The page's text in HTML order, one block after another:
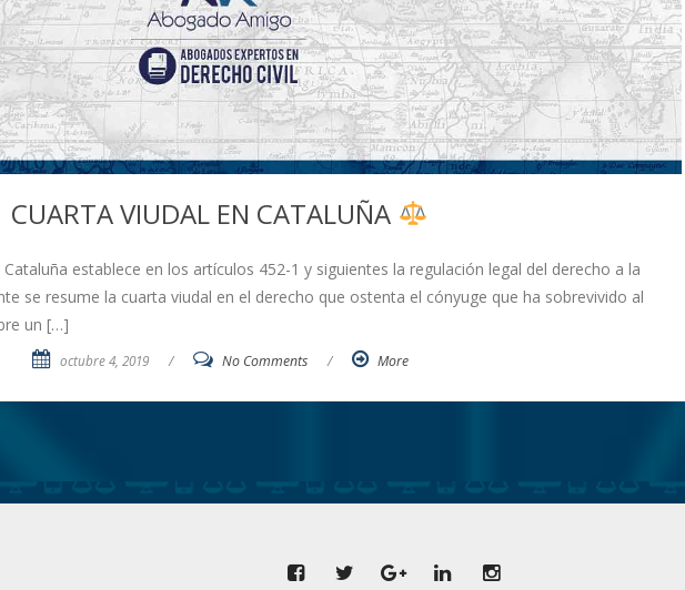
CUARTA VIUDAL EN CATALUÑA
establece en los artículos 452-1 y siguientes la regulación legal del derecho a la
se resume la cuarta viudal en el derecho que ostenta el cónyuge que ha sobrevivido al
un […]
octubre 4, 2019 / No Comments / More